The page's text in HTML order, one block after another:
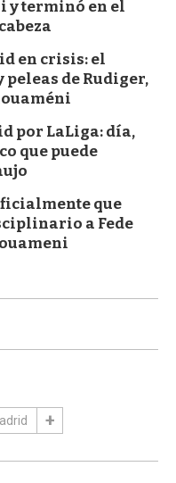
y terminó en el
en crisis: el
de Rudiger,
por LaLiga: día,
que puede
que
a Fede